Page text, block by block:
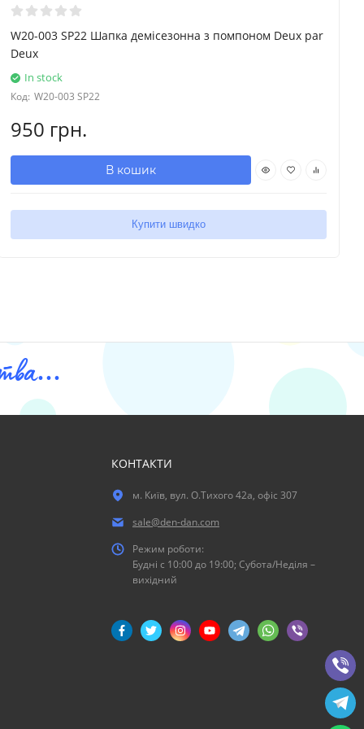
W20-003 SP22 Шапка демісезонна з помпоном Deux par
Deux
In stock
Код: W20-003 SP22
950 грн.
В кошик
Купити швидко
КОНТАКТИ
м. Київ, вул. О.Тихого 42а, офіс 307
sale@den-dan.com
Режим роботи:
Будні c 10:00 до 19:00; Субота/Неділя –
вихідний